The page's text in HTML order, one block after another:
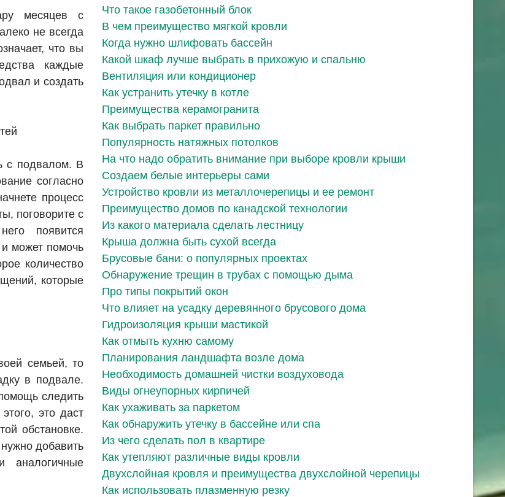
месяцев с
не всегда
что вы
каждые
и создать
с подвалом. В
согласно
процесс
поговорите с
появится
и может помочь
количество
которые
семьей, то
в подвале.
следить
это даст
обстановке.
добавить
аналогичные
Что такое газобетонный блок
В чем преимущество мягкой кровли
Когда нужно шлифовать бассейн
Какой шкаф лучше выбрать в прихожую и спальню
Вентиляция или кондиционер
Как устранить утечку в котле
Преимущества керамогранита
Как выбрать паркет правильно
Популярность натяжных потолков
На что надо обратить внимание при выборе кровли крыши
Создаем белые интерьеры сами
Устройство кровли из металлочерепицы и ее ремонт
Преимущество домов по канадской технологии
Из какого материала сделать лестницу
Крыша должна быть сухой всегда
Брусовые бани: о популярных проектах
Обнаружение трещин в трубах с помощью дыма
Про типы покрытий окон
Что влияет на усадку деревянного брусового дома
Гидроизоляция крыши мастикой
Как отмыть кухню самому
Планирования ландшафта возле дома
Необходимость домашней чистки воздуховода
Виды огнеупорных кирпичей
Как ухаживать за паркетом
Как обнаружить утечку в бассейне или спа
Из чего сделать пол в квартире
Как утепляют различные виды кровли
Двухслойная кровля и преимущества двухслойной черепицы
Как использовать плазменную резку